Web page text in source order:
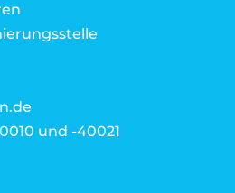
und -40021